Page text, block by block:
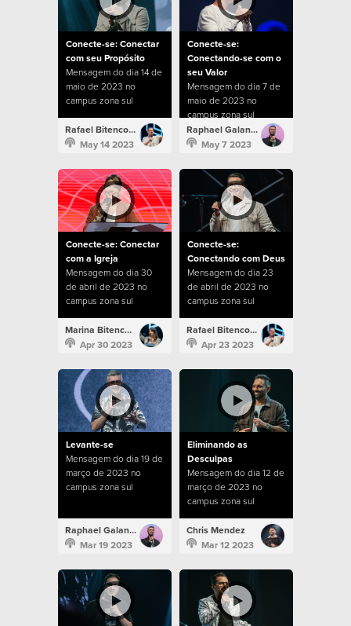
Conecte-se: Conectar
com seu Propósito
Mensagem do dia 14 de
maio de 2023 no
campus zona sul
Rafael Bitencourt
May 14 2023
Conecte-se:
Conectando-se com o
seu Valor
Mensagem do dia 7 de
maio de 2023 no
campus zona sul
Raphael Galante
May 7 2023
Conecte-se: Conectar
com a Igreja
Mensagem do dia 30
de abril de 2023 no
campus zona sul
Marina Bitencourt
Apr 30 2023
Conecte-se:
Conectando com Deus
Mensagem do dia 23
de abril de 2023 no
campus zona sul
Rafael Bitencourt
Apr 23 2023
Levante-se
Mensagem do dia 19 de
março de 2023 no
campus zona sul
Raphael Galante
Mar 19 2023
Eliminando as
Desculpas
Mensagem do dia 12 de
março de 2023 no
campus zona sul
Chris Mendez
Mar 12 2023